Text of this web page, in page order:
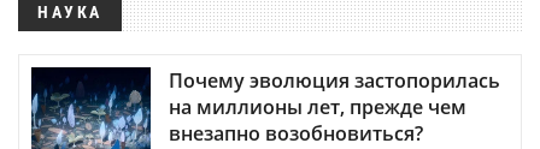
НАУКА
Почему эволюция застопорилась
на миллионы лет, прежде чем
внезапно возобновиться?